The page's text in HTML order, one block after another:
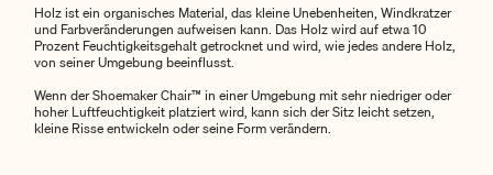
Holz ist ein organisches Material, das kleine Unebenheiten, Windkratzer
und Farbveränderungen aufweisen kann. Das Holz wird auf etwa 10
Prozent Feuchtigkeitsgehalt getrocknet und wird, wie jedes andere Holz,
von seiner Umgebung beeinflusst.
Wenn der Shoemaker Chair™ in einer Umgebung mit sehr niedriger oder
hoher Luftfeuchtigkeit platziert wird, kann sich der Sitz leicht setzen,
kleine Risse entwickeln oder seine Form verändern.